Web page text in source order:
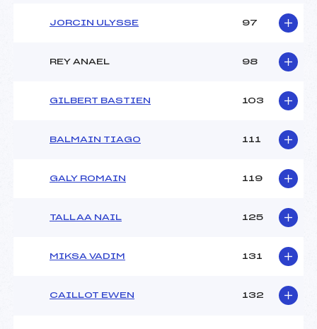
JORCIN ULYSSE 97
REY ANAEL 98
GILBERT BASTIEN 103
BALMAIN TIAGO 111
GALY ROMAIN 119
TALLAA NAIL 125
MIKSA VADIM 131
CAILLOT EWEN 132